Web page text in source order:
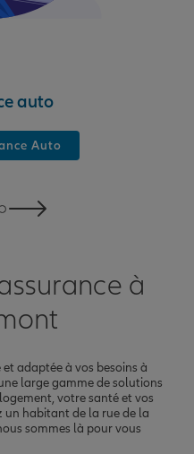
auto
Auto
à
adaptée à vos besoins à
large gamme de solutions
votre santé et vos
un habitant de la rue de la
sommes là pour vous